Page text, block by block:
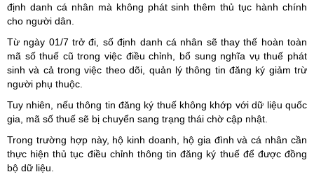
định danh cá nhân mà không phát sinh thêm thủ tục hành chính
cho người dân.
Từ ngày 01/7 trở đi, số định danh cá nhân sẽ thay thế hoàn toàn
mã số thuế cũ trong việc điều chỉnh, bổ sung nghĩa vụ thuế phát
sinh và cả trong việc theo dõi, quản lý thông tin đăng ký giảm trừ
người phụ thuộc.
Tuy nhiên, nếu thông tin đăng ký thuế không khớp với dữ liệu quốc
gia, mã số thuế sẽ bị chuyển sang trạng thái chờ cập nhật.
Trong trường hợp này, hộ kinh doanh, hộ gia đình và cá nhân cần
thực hiện thủ tục điều chỉnh thông tin đăng ký thuế để được đồng
bộ dữ liệu.